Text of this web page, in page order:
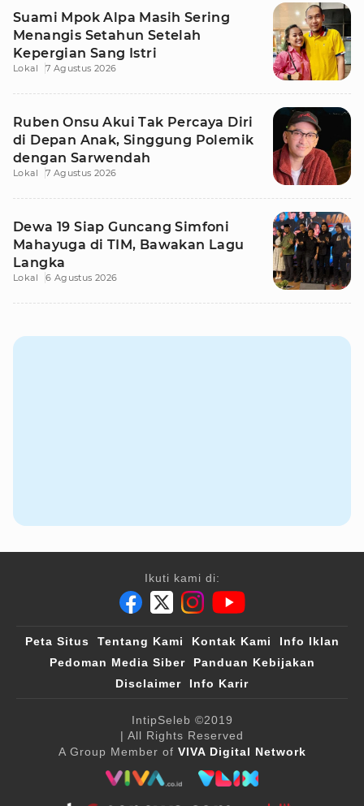
Suami Mpok Alpa Masih Sering
Menangis Setahun Setelah
Kepergian Sang Istri
Lokal 7 Agustus 2026
Ruben Onsu Akui Tak Percaya Diri
di Depan Anak, Singgung Polemik
dengan Sarwendah
Lokal 7 Agustus 2026
Dewa 19 Siap Guncang Simfoni
Mahayuga di TIM, Bawakan Lagu
Langka
Lokal 6 Agustus 2026
Ikuti kami di:
Peta Situs Tentang Kami Kontak Kami
Info Iklan
Pedoman Media Siber
Panduan Kebijakan
Disclaimer
Info Karir
IntipSeleb ©2019
| All Rights Reserved
A Group Member of VIVA Digital Network